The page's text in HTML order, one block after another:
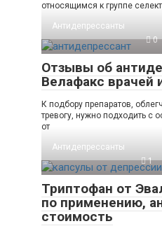
относящимся к группе
Антидепрессанты
0
Отзывы об
Велафакс врачей
К подбору препаратов,
тревогу, нужно подходить с
от
Антидепрессанты
1
Триптофан от
по применению,
стоимость